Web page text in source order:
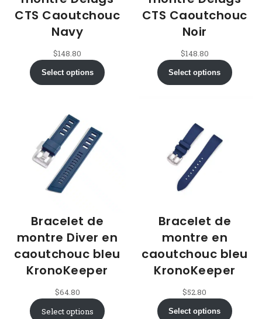
CTS Caoutchouc
Navy
$148.80
Select options
CTS Caoutchouc
Noir
$148.80
Select options
Bracelet de
montre Diver en
caoutchouc bleu
KronoKeeper
$64.80
Select options
Bracelet de
montre en
caoutchouc bleu
KronoKeeper
$52.80
Select options